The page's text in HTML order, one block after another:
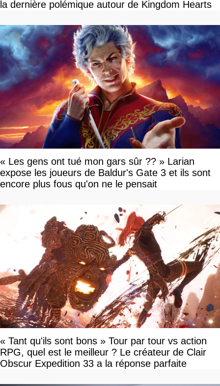
la dernière polémique autour de Kingdom Hearts
« Les gens ont tué mon gars sûr ?? » Larian
expose les joueurs de Baldur's Gate 3 et ils sont
encore plus fous qu'on ne le pensait
« Tant qu'ils sont bons » Tour par tour vs action
RPG, quel est le meilleur ? Le créateur de Clair
Obscur Expedition 33 a la réponse parfaite